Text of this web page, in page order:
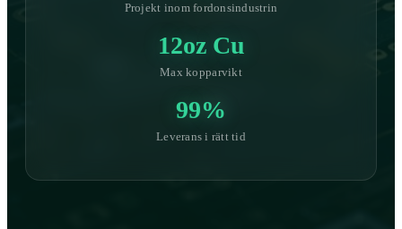
Projekt inom fordonsindustrin
12oz Cu
Max kopparvikt
99%
Leverans i rätt tid